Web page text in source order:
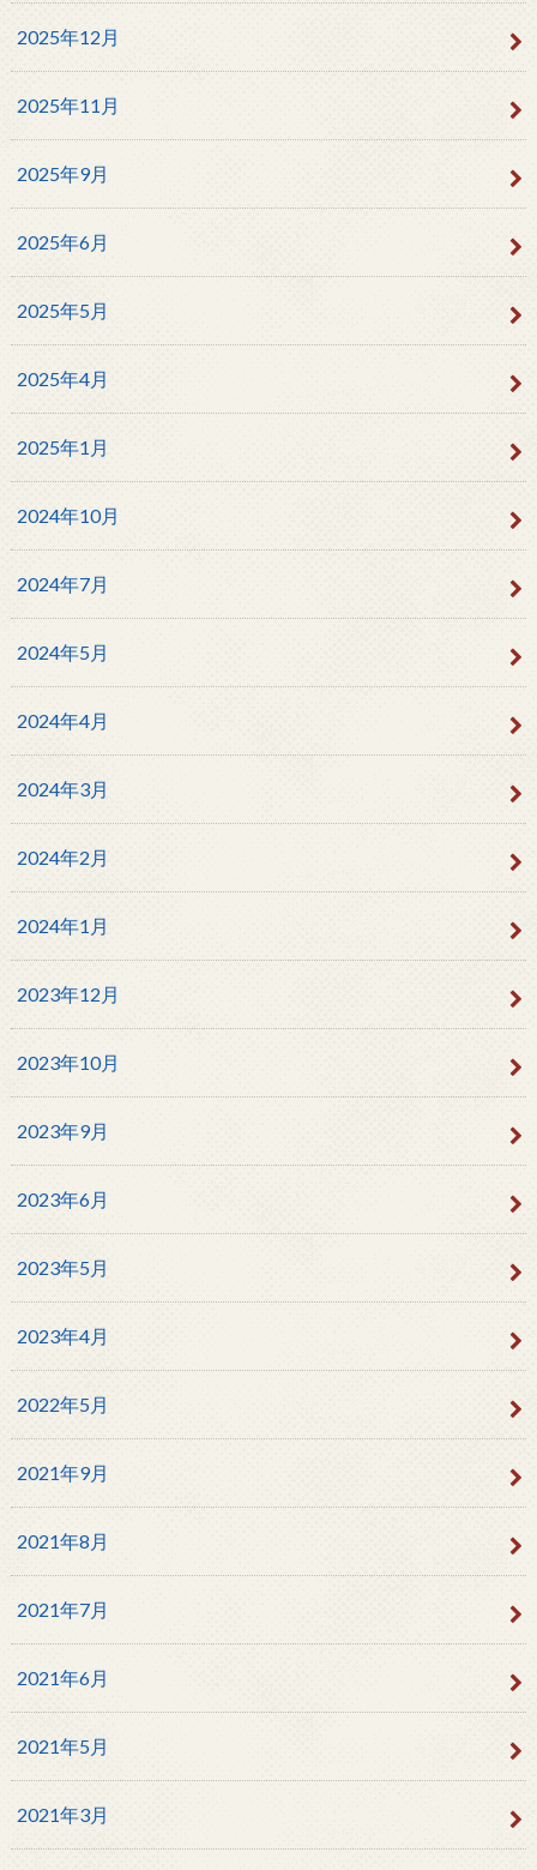
2025年12月
2025年11月
2025年9月
2025年6月
2025年5月
2025年4月
2025年1月
2024年10月
2024年7月
2024年5月
2024年4月
2024年3月
2024年2月
2024年1月
2023年12月
2023年10月
2023年9月
2023年6月
2023年5月
2023年4月
2022年5月
2021年9月
2021年8月
2021年7月
2021年6月
2021年5月
2021年3月